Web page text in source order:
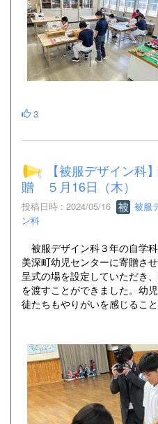
3
【被服デザイン科
贈 ５月16日（木）
投稿日時 : 2024/05/16 被服
ン科
被服デザイン科３年の自学
美深町幼児センターに寄贈さ
呈式の場を設定していただき
を渡すことができました。幼
徒たちもやりがいを感じること